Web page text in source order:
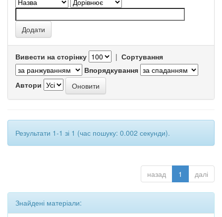
Вивести на сторінку | Сортування
Впорядкування
Автори
Результати 1-1 зі 1 (час пошуку: 0.002 секунди).
назад 1 далі
Знайдені матеріали: